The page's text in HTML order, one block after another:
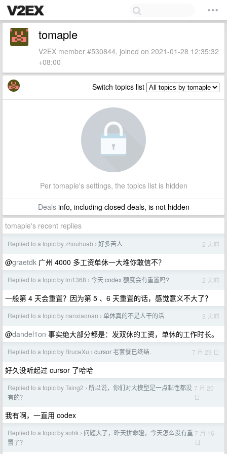
tomaple
V2EX member #530844, joined on 2021-01-28 12:35:32
+08:00
Switch topics list
Per tomaple's settings, the topics list is hidden
Dealsinfo, including closed deals, is not hidden
tomaple's recent replies
Replied to a topic by zhouhuab › 好多苦人 2 天前
@graetdk 广州 4000 多工资单休一大堆你敢信不？
Replied to a topic by lm1368 › 今天 codex 额度会有重置吗? 2 天前
一般第 4 天会重置？因为第 5 、6 天重置的话，感觉意义不大了？
Replied to a topic by nanxiaonan › 单休真的不是人干的活 3 天前
@dandel1on 事实绝大部分都是：发双休的工资，单休的工作时长。
Replied to a topic by BruceXu › cursor 老套餐已终结. 7 月 29 日
好久没听起过 cursor 了哈哈
Replied to a topic by Tsing2 › 所以说，你们对大模型是一点黏性都没
有的？
7 月 20
日
我有啊，一直用 codex
Replied to a topic by sohk › 问题大了，昨天拼命瞪，今天怎么没有重
置了？
7 月 16
日